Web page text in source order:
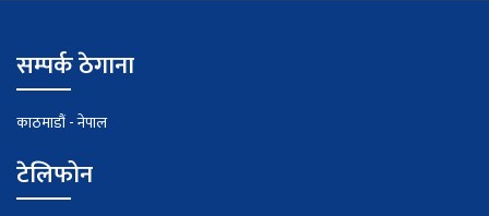
सम्पर्क ठेगाना
काठमाडौं - नेपाल
टेलिफोन